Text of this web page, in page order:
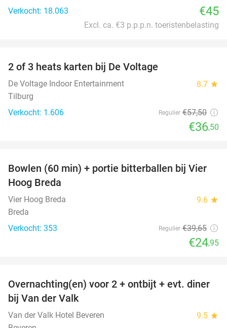
Verkocht: 18.063
€45
Excl. ca. €3 p.p.p.n. toeristenbelasting
2 of 3 heats karten bij De Voltage
De Voltage Indoor Entertainment 8.7 star
Tilburg
Verkocht: 1.606
Regulier €57,50
€36,50
37%
Bowlen (60 min) + portie bitterballen bij Vier
Hoog Breda
Vier Hoog Breda 9.6 star
Breda
Verkocht: 353
Regulier €39,65
€24,95
51%
Overnachting(en) voor 2 + ontbijt + evt. diner
bij Van der Valk
Van der Valk Hotel Beveren 9.5 star